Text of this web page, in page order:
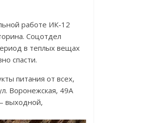
работе ИК-12
Соцотдел
в теплых вещах
спасти.
питания от всех,
Воронежская, 49А
выходной,